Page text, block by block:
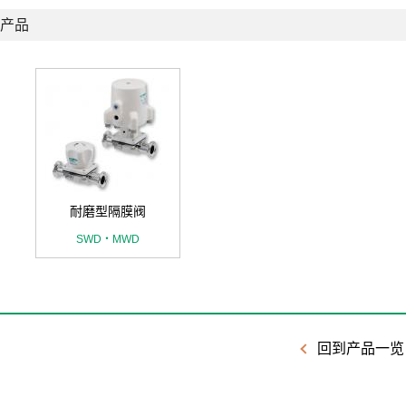
品
耐磨型隔膜阀
SWD・MWD
回到产品一览